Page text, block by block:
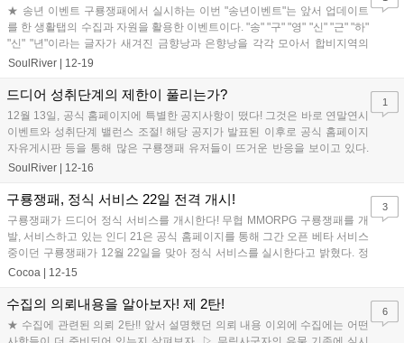
★ 송년 이벤트 구룡쟁패에서 실시하는 이번 "송년이벤트"는 앞서 업데이트
를 한 생활탭의 수집과 자원을 활용한 이벤트이다. "송" "구" "영" "신" "근" "하"
"신" "년"이라는 글자가 새겨진 금향낭과 은향낭을 각각 모아서 합비지역의
NPC에게 ...
SoulRiver 12-19
드디어 성취단계의 제한이 풀리는가?
12월 13일, 공식 홈페이지에 특별한 공지사항이 떴다! 그것은 바로 연말연시
이벤트와 성취단계 밸런스 조절! 해당 공지가 발표된 이후로 공식 홈페이지
자유게시판 등을 통해 많은 구룡쟁패 유저들이 뜨거운 반응을 보이고 있다.
또한 14일 발표된 공지사...
SoulRiver 12-16
1
구룡쟁패, 정식 서비스 22일 전격 개시!
구룡쟁패가 드디어 정식 서비스를 개시한다! 무협 MMORPG 구룡쟁패를 개
발, 서비스하고 있는 인디 21은 공식 홈페이지를 통해 그간 오픈 베타 서비스
중이던 구룡쟁패가 12월 22일을 맞아 정식 서비스를 실시한다고 밝혔다. 정
식 서비스가 실시되면 요...
Cocoa 12-15
3
수집의 의뢰내용을 알아보자! 제 2탄!
★ 수집에 관련된 의뢰 2탄!! 앞서 설명했던 의뢰 내용 이외에 수집에는 어떤
6